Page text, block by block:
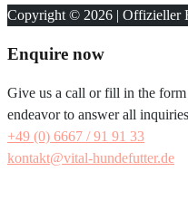
Copyright © 2026 | Offizieller
Enquire now
Give us a call or fill in the
endeavor to answer all
+49 (0) 6667 / 91 91 33
kontakt@vital-hundefutter.de